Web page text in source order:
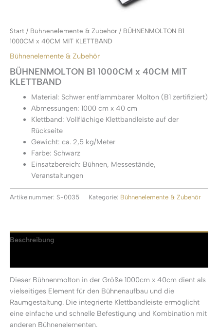
Start / Bühnenelemente & Zubehör / BÜHNENMOLTON B1
1000CM x 40CM MIT KLETTBAND
Bühnenelemente & Zubehör
BÜHNENMOLTON B1 1000CM x 40CM MIT
KLETTBAND
Material: Schwer entflammbarer Molton (B1 zertifiziert)
Abmessungen: 1000 cm x 40 cm
Klettband: Vollflächige Klettbandleiste auf der
Rückseite
Gewicht: ca. 2,5 kg/Meter
Farbe: Schwarz
Einsatzbereich: Bühnen, Messestände,
Veranstaltungen
Artikelnummer: S-0035 Kategorie: Bühnenelemente & Zubehör
Beschreibung
Dieser Bühnenmolton in der Größe 1000cm x 40cm dient als
vielseitiges Element für den Bühnenaufbau und die
Raumgestaltung. Die integrierte Klettbandleiste ermöglicht
eine einfache und schnelle Befestigung und Kombination mit
anderen Bühnenelementen.